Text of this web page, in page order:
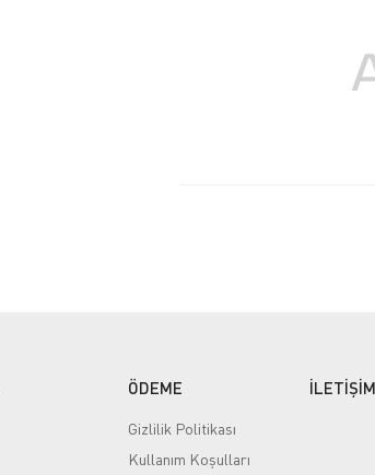
ÖDEME
Gizlilik Politikası
Kullanım Koşulları
İLETİŞİM